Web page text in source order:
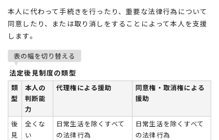
本人に代わって手続きを行ったり、重要な法律行為について
同意したり、または取り消しをすることによって本人を支援
します。
表の幅を切り替える
法定後見制度の類型
類
型
本人の
判断能
力
代理権による援助
同意権・取消権による
援助
後
見
全くな
い
日常生活を除くすべて
の法律行為
日常生活を除くすべて
の法律行為